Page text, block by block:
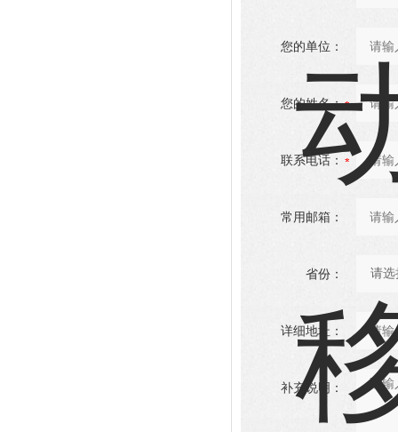
您的单位：
您的姓名：
联系电话：
常用邮箱：
省份：
详细地址：
补充说明：